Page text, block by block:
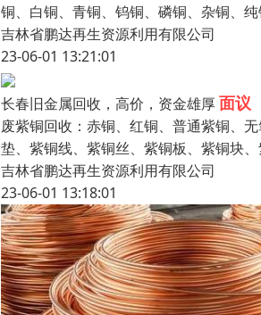
铜、白铜、青铜、钨铜、磷铜、杂铜、
吉林省鹏达再生资源利用有限公司
23-06-01 13:21:01
长春旧金属回收，高价，资金雄厚面议
废紫铜回收：赤铜、红铜、普通紫铜、
垫、紫铜线、紫铜丝、紫铜板、紫铜块
吉林省鹏达再生资源利用有限公司
23-06-01 13:18:01